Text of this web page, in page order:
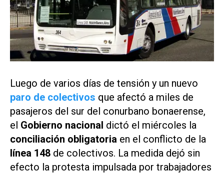
Luego de varios días de tensión y un nuevo
paro de colectivos que afectó a miles de
pasajeros del sur del conurbano bonaerense,
el Gobierno nacional dictó el miércoles la
conciliación obligatoria en el conflicto de la
línea 148 de colectivos. La medida dejó sin
efecto la protesta impulsada por trabajadores